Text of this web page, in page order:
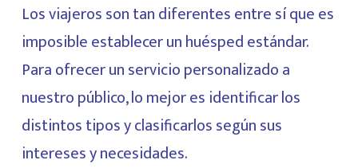
Los viajeros son tan diferentes entre sí que es
imposible establecer un huésped estándar.
Para ofrecer un servicio personalizado a
nuestro público, lo mejor es identificar los
distintos tipos y clasificarlos según sus
intereses y necesidades.